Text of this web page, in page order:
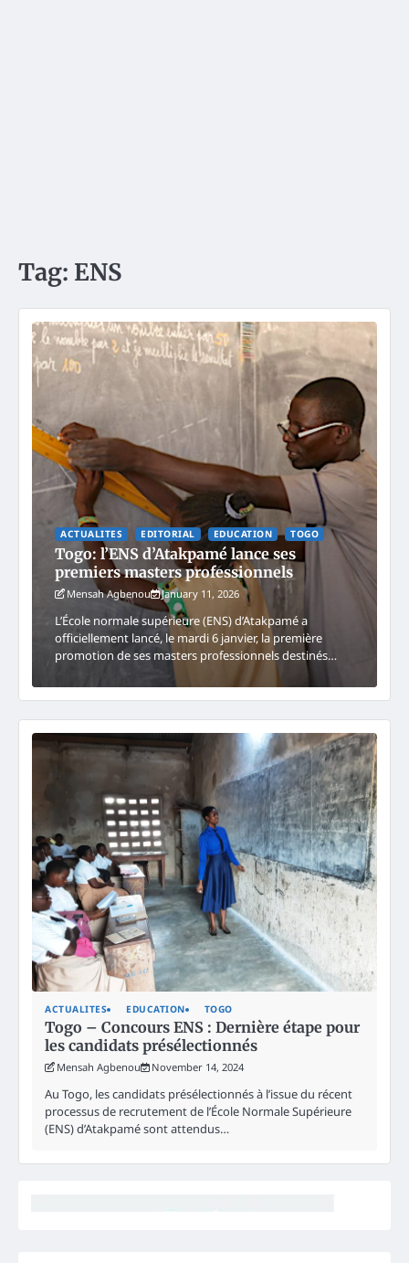
Tag: ENS
ACTUALITES EDITORIAL EDUCATION TOGO
Togo: l’ENS d’Atakpamé lance ses
premiers masters professionnels
Mensah Agbenou January 11, 2026
L’École normale supérieure (ENS) d’Atakpamé a
officiellement lancé, le mardi 6 janvier, la première
promotion de ses masters professionnels destinés…
ACTUALITES EDUCATION TOGO
Togo – Concours ENS : Dernière étape pour
les candidats présélectionnés
Mensah Agbenou November 14, 2024
Au Togo, les candidats présélectionnés à l’issue du récent
processus de recrutement de l’École Normale Supérieure
(ENS) d’Atakpamé sont attendus…